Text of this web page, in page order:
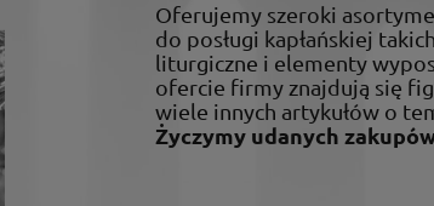
Oferujemy szeroki
do posługi kapłańskiej
liturgiczne i elementy
ofercie firmy znajdują się
wiele innych artykułów o
Życzymy udanych